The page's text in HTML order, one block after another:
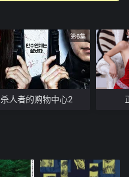
第6集
杀人者的购物中心2